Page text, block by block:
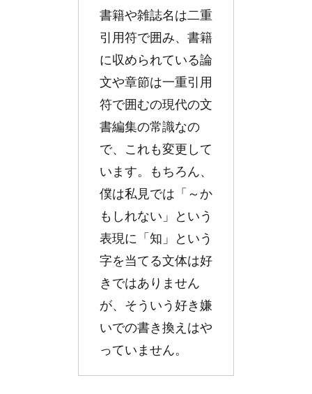
書籍や雑誌名は二重
引用符で囲み、書籍
に収められている論
文や章節は一重引用
符で囲むの現代の文
書編集の常識なの
で、これも変更して
います。もちろん、
僕は私見では「～か
もしれない」という
表現に「知」という
字を当てる文体は好
きではありません
が、そういう好き嫌
いでの書き換えはや
っていません。